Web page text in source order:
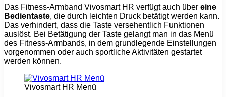
Das Fitness-Armband Vivosmart HR verfügt auch über eine
Bedientaste, die durch leichten Druck betätigt werden kann.
Das verhindert, dass die Taste versehentlich Funktionen
auslöst. Bei Betätigung der Taste gelangt man in das Menü
des Fitness-Armbands, in dem grundlegende Einstellungen
vorgenommen oder auch sportliche Aktivitäten gestartet
werden können.
Vivosmart HR Menü